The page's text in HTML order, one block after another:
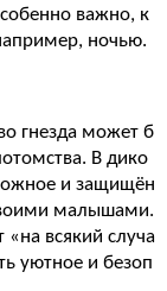
важно, к
ночью.
гнезда может б
В дико
и защищён
малышами.
всякий случа
уютное и безоп